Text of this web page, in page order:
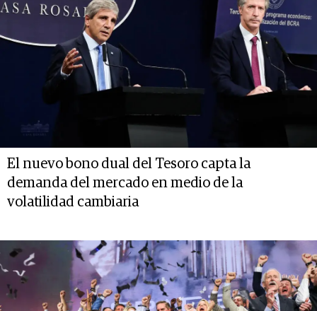
El nuevo bono dual del Tesoro capta la
demanda del mercado en medio de la
volatilidad cambiaria